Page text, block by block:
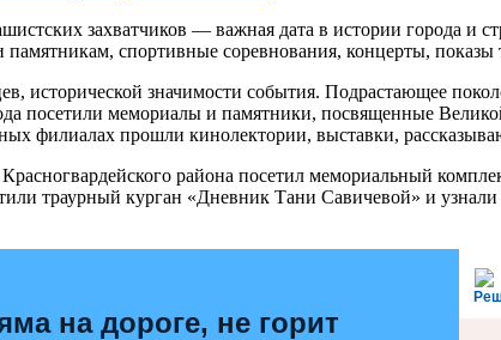
захватчиков — важная дата в истории города и
спортивные соревнования, концерты, показы
исторической значимости события. Подрастающее
посетили мемориалы и памятники, посвященные
филиалах прошли кинолектории, выставки,
района посетил мемориальный
траурный курган «Дневник Тани Савичевой» и
на дороге, не горит